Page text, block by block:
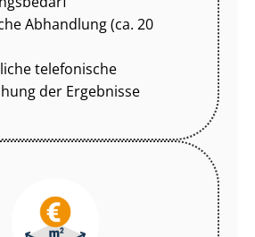
Abhandlung (ca. 20
telefonische
der Ergebnisse